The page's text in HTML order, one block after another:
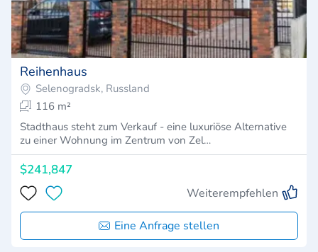
Reihenhaus
Selenogradsk, Russland
116 m²
Stadthaus steht zum Verkauf - eine luxuriöse Alternative
zu einer Wohnung im Zentrum von Zel…
$241,847
Weiterempfehlen
Eine Anfrage stellen